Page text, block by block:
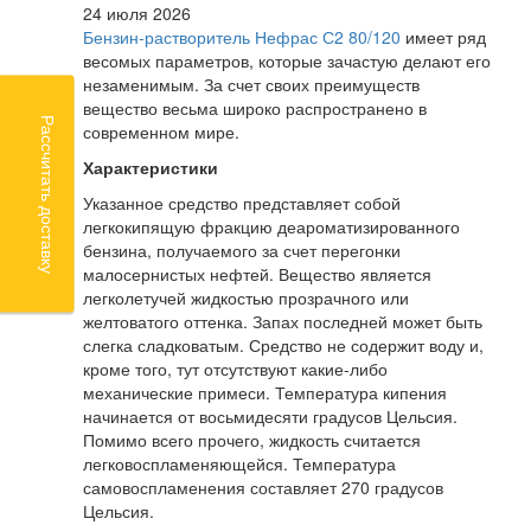
24 июля 2026
Бензин-растворитель Нефрас С2 80/120 имеет ряд
весомых параметров, которые зачастую делают его
незаменимым. За счет своих преимуществ
вещество весьма широко распространено в
современном мире.
Характеристики
Указанное средство представляет собой
легкокипящую фракцию деароматизированного
бензина, получаемого за счет перегонки
малосернистых нефтей. Вещество является
легколетучей жидкостью прозрачного или
желтоватого оттенка. Запах последней может быть
слегка сладковатым. Средство не содержит воду и,
кроме того, тут отсутствуют какие-либо
механические примеси. Температура кипения
начинается от восьмидесяти градусов Цельсия.
Помимо всего прочего, жидкость считается
легковоспламеняющейся. Температура
самовоспламенения составляет 270 градусов
Цельсия.
Рассчитать доставку